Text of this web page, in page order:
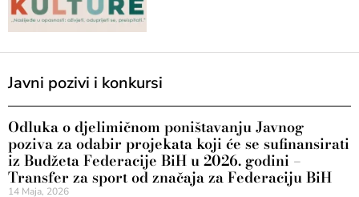
Javni pozivi i konkursi
Odluka o djelimičnom poništavanju Javnog
poziva za odabir projekata koji će se sufinansirati
iz Budžeta Federacije BiH u 2026. godini –
Transfer za sport od značaja za Federaciju BiH
14 Maja, 2026